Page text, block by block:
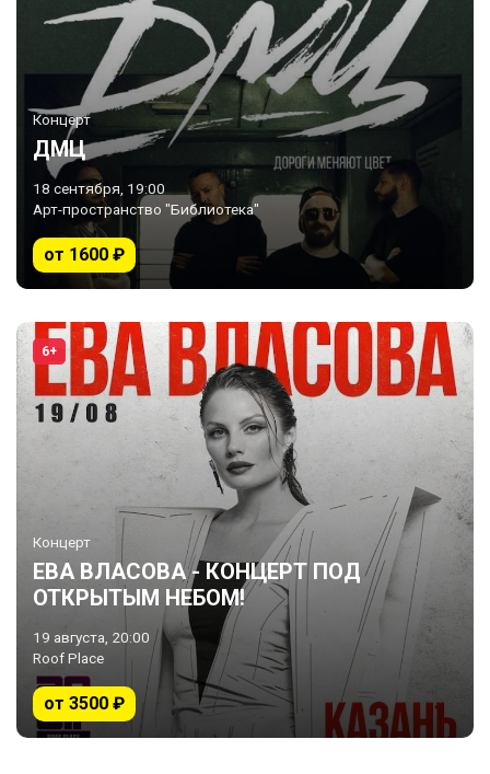
Концерт
ДМЦ
18 сентября, 19:00
Арт-пространство "Библиотека"
от 1600 ₽
6+
Концерт
ЕВА ВЛАСОВА - КОНЦЕРТ ПОД
ОТКРЫТЫМ НЕБОМ!
19 августа, 20:00
Roof Place
от 3500 ₽